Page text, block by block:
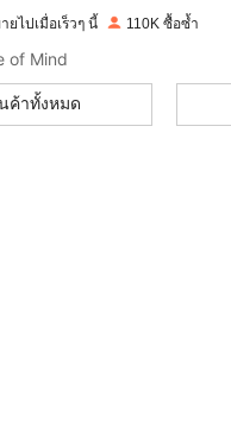
ไปเมื่อเร็วๆ นี้ 110K ซื้อซ้ำ
of Mind
ค้าทั้งหมด